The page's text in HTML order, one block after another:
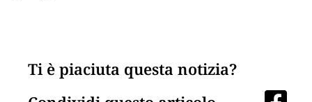
Ti è piaciuta questa notizia?